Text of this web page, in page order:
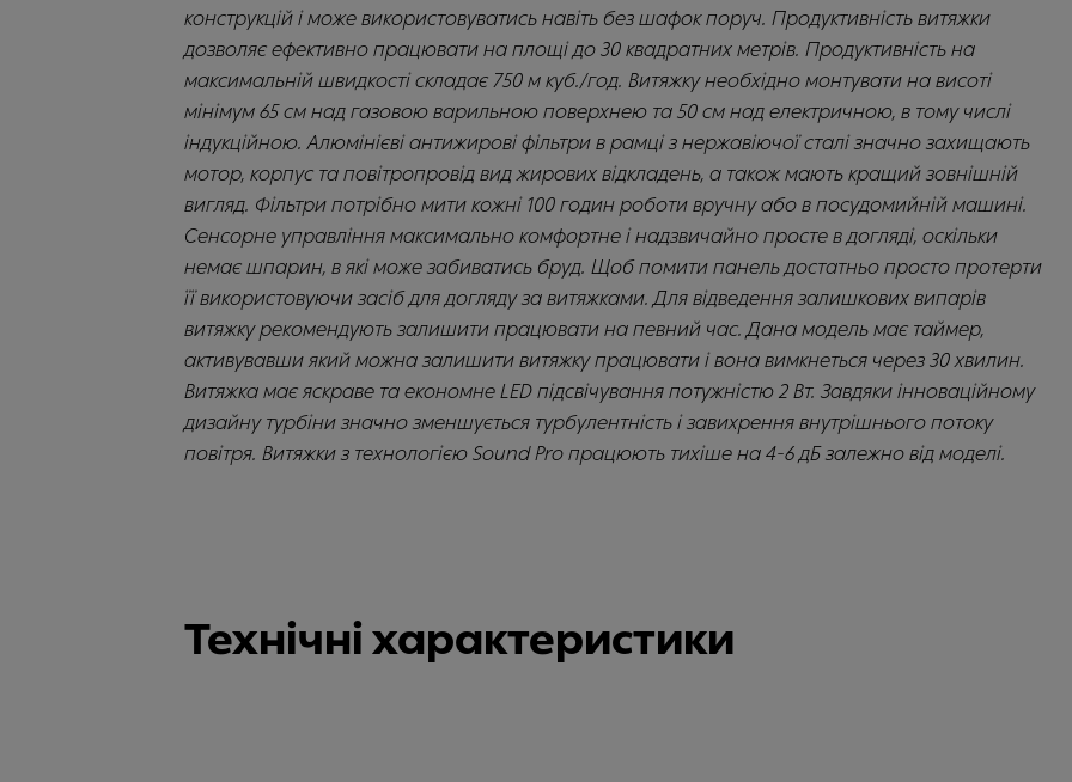
конструкцій і може використовуватись навіть без шафок поруч. Продуктивність витяжки
дозволяє ефективно працювати на площі до 30 квадратних метрів. Продуктивність на
максимальній швидкості складає 750 м куб./год. Витяжку необхідно монтувати на висоті
мінімум 65 см над газовою варильною поверхнею та 50 см над електричною, в тому числі
індукційною. Алюмінієві антижирові фільтри в рамці з нержавіючої сталі значно захищають
мотор, корпус та повітропровід вид жирових відкладень, а також мають кращий зовнішній
вигляд. Фільтри потрібно мити кожні 100 годин роботи вручну або в посудомийній машині.
Сенсорне управління максимально комфортне і надзвичайно просте в догляді, оскільки
немає шпарин, в які може забиватись бруд. Щоб помити панель достатньо просто протерти
її використовуючи засіб для догляду за витяжками. Для відведення залишкових випарів
витяжку рекомендують залишити працювати на певний час. Дана модель має таймер,
активувавши який можна залишити витяжку працювати і вона вимкнеться через 30 хвилин.
Витяжка має яскраве та економне LED підсвічування потужністю 2 Вт. Завдяки інноваційному
дизайну турбіни значно зменшується турбулентність і завихрення внутрішнього потоку
повітря. Витяжки з технологією Sound Pro працюють тихіше на 4-6 дБ залежно від моделі.
Технічні характеристики